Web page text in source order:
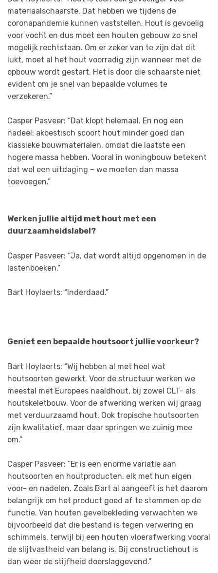
materiaalschaarste. Dat hebben we tijdens de
coronapandemie kunnen vaststellen. Hout is gevoelig
voor vocht en dus moet een houten gebouw zo snel
mogelijk rechtstaan. Om er zeker van te zijn dat dit
lukt, moet al het hout voorradig zijn wanneer met de
opbouw wordt gestart. Het is door die schaarste niet
evident om je snel van bepaalde volumes te
verzekeren.”
Casper Pasveer: “Dat klopt helemaal. En nog een
nadeel: akoestisch scoort hout minder goed dan
klassieke bouwmaterialen, omdat die laatste een
hogere massa hebben. Vooral in woningbouw betekent
dat wel een uitdaging – we moeten dan massa
toevoegen.”
Werken jullie altijd met hout met een
duurzaamheidslabel?
Casper Pasveer: “Ja, dat wordt altijd opgenomen in de
lastenboeken.”
Bart Hoylaerts: “Inderdaad.”
Geniet een bepaalde houtsoort jullie voorkeur?
Bart Hoylaerts: “Wij hebben al met heel wat
houtsoorten gewerkt. Voor de structuur werken we
meestal met Europees naaldhout, bij zowel CLT- als
houtskeletbouw. Voor de afwerking werken wij graag
met verduurzaamd hout. Ook tropische houtsoorten
zijn kwalitatief, maar daar springen we zuinig mee
om.”
Casper Pasveer: “Er is een enorme variatie aan
houtsoorten en houtproducten, elk met hun eigen
voor- en nadelen. Zoals Bart al aangeeft is het daarom
belangrijk om het product goed af te stemmen op de
functie. Van houten gevelbekleding verwachten we
bijvoorbeeld dat die bestand is tegen verwering en
schimmels, terwijl bij een houten vloerafwerking vooral
de slijtvastheid van belang is. Bij constructiehout is
dan weer de stijfheid doorslaggevend.”